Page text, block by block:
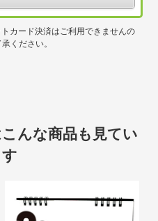
カード決済はご利用できませんの
ください。
んな商品も見てい
す